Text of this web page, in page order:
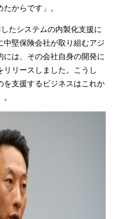
からです」。
たシステムの内製化支援に
中堅保険会社が取り組むアジ
は、その会社自身の開発に
リースしました。こうし
支援するビジネスはこれか